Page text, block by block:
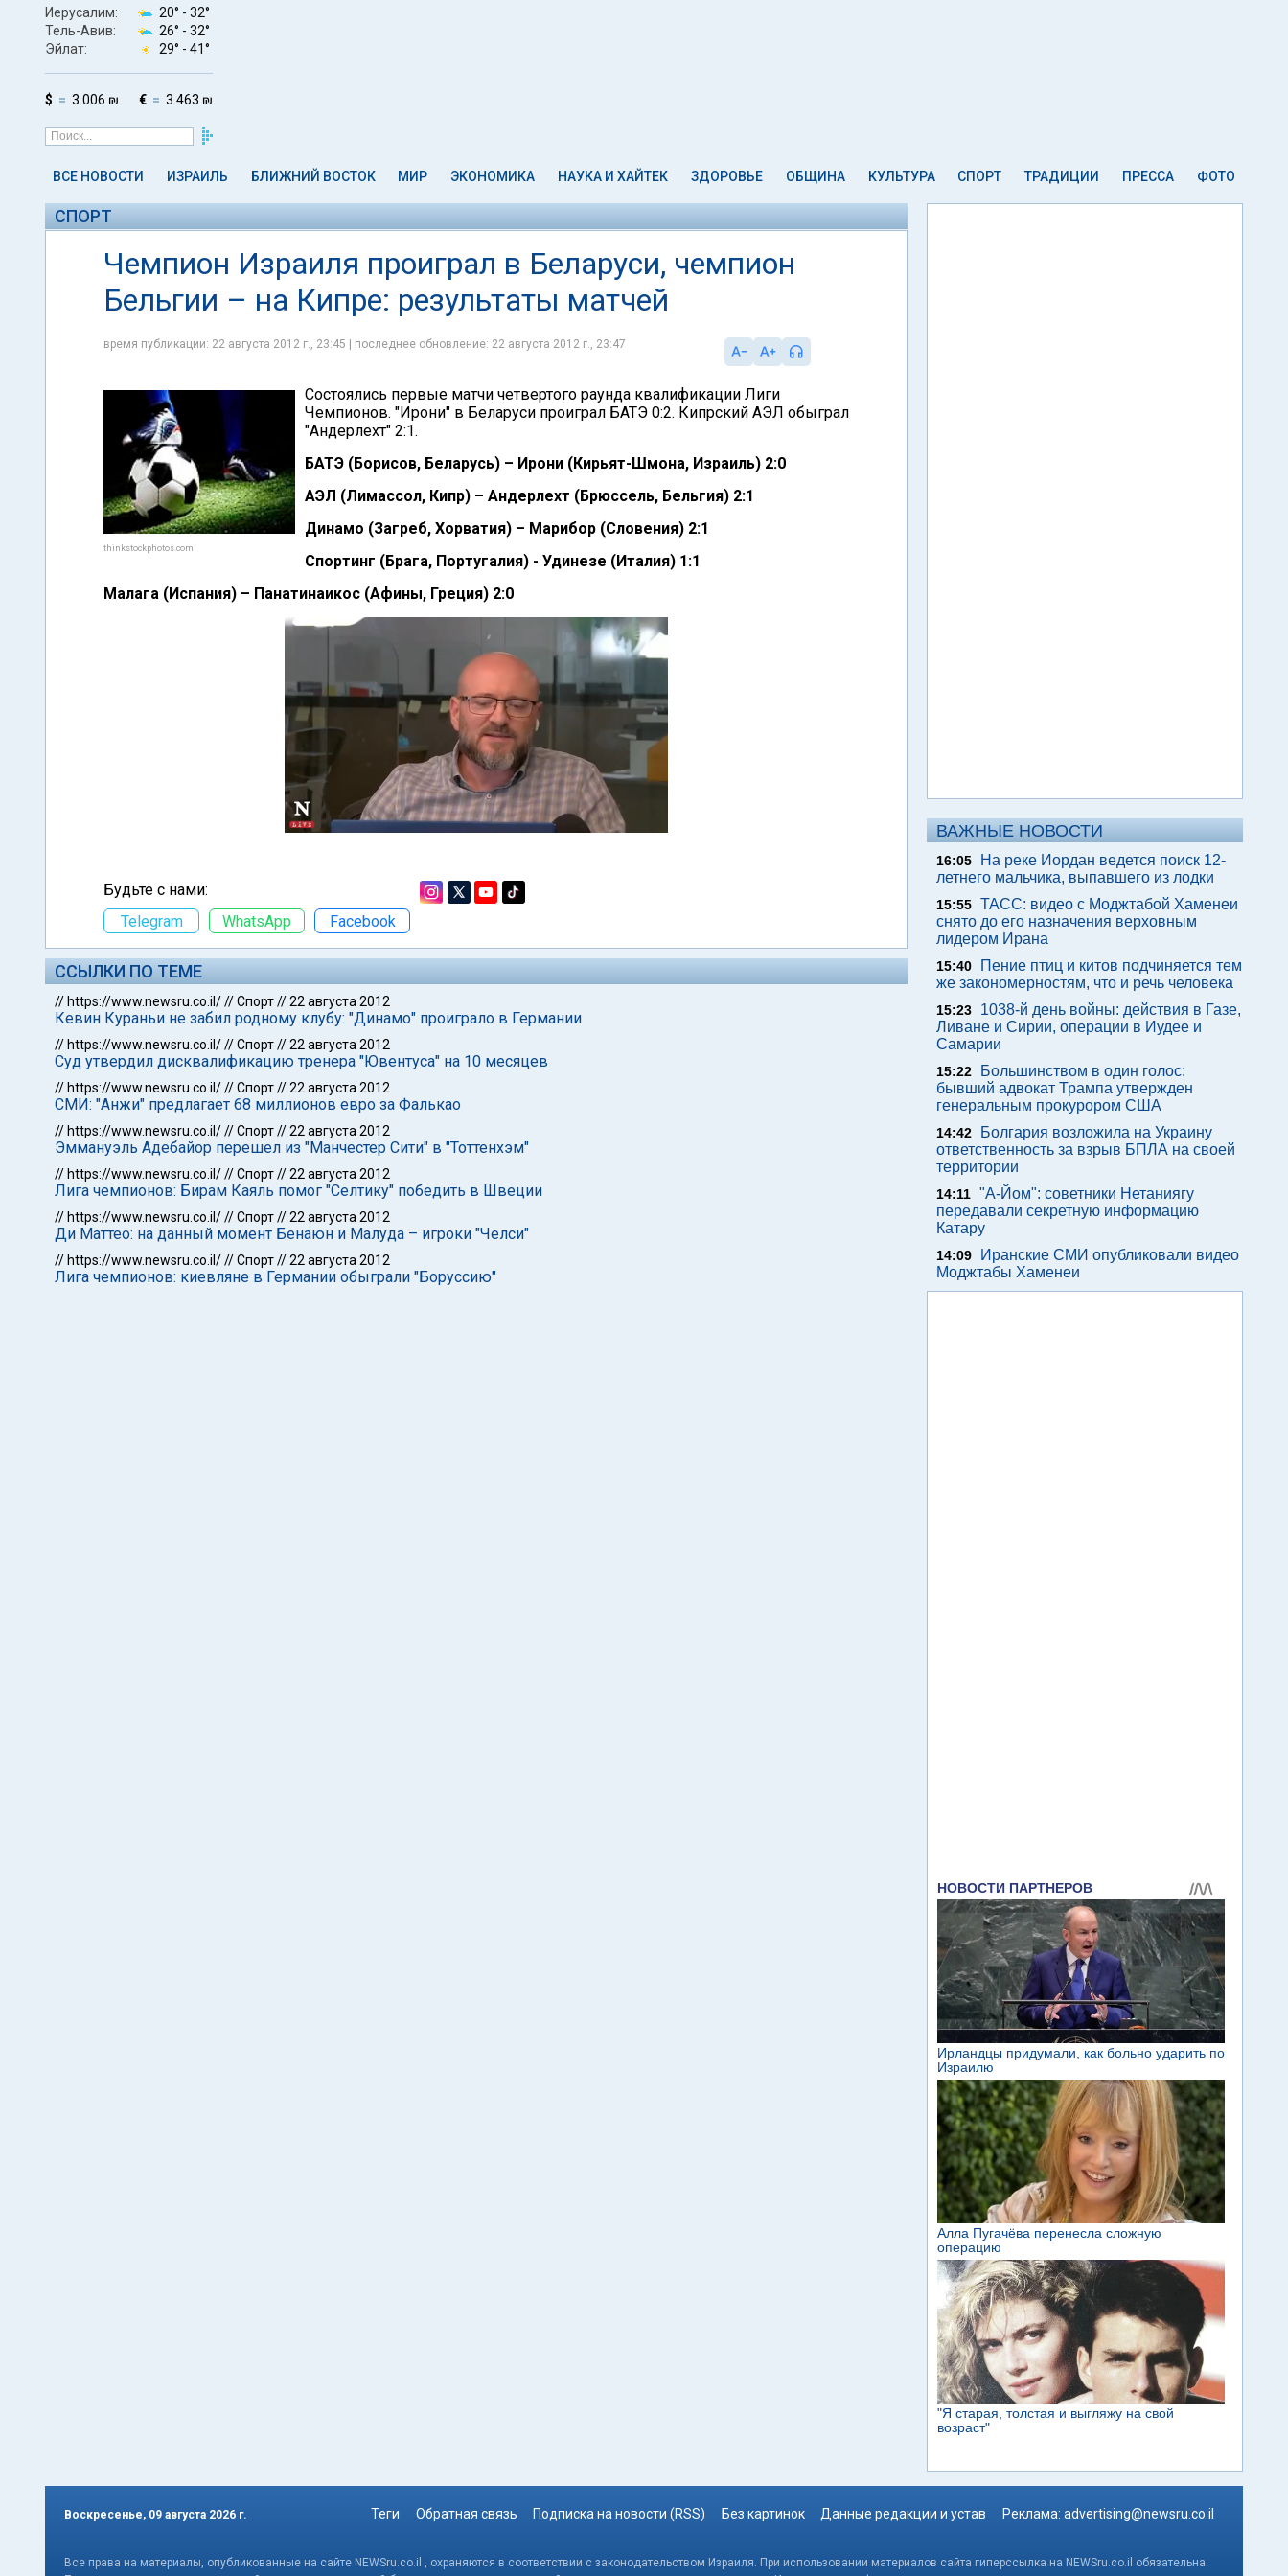
Иерусалим: 20° - 32°
Тель-Авив:
26° - 32°
Эйлат:
29° - 41°
$ 3.006 ₪ € 3.463 ₪
ВСЕ НОВОСТИ ИЗРАИЛЬ БЛИЖНИЙ ВОСТОК МИР ЭКОНОМИКА НАУКА И ХАЙТЕК ЗДОРОВЬЕ ОБЩИНА КУЛЬТУРА СПОРТ ТРАДИЦИИ ПРЕССА ФОТО
СПОРТ
Чемпион Израиля проиграл в Беларуси, чемпион
Бельгии – на Кипре: результаты матчей
время публикации: 22 августа 2012 г., 23:45 | последнее обновление: 22 августа 2012 г., 23:47
thinkstockphotos.com
Состоялись первые матчи четвертого раунда квалификации Лиги
Чемпионов. "Ирони" в Беларуси проиграл БАТЭ 0:2. Кипрский АЭЛ обыграл
"Андерлехт" 2:1.
БАТЭ (Борисов, Беларусь) – Ирони (Кирьят-Шмона, Израиль) 2:0
АЭЛ (Лимассол, Кипр) – Андерлехт (Брюссель, Бельгия) 2:1
Динамо (Загреб, Хорватия) – Марибор (Словения) 2:1
Спортинг (Брага, Португалия) - Удинезе (Италия) 1:1
Малага (Испания) – Панатинаикос (Афины, Греция) 2:0
Будьте с нами:
Telegram
WhatsApp Facebook
ССЫЛКИ ПО ТЕМЕ
// https://www.newsru.co.il///Спорт//22 августа 2012
Кевин Кураньи не забил родному клубу: "Динамо" проиграло в Германии
// https://www.newsru.co.il///Спорт//22 августа 2012
Суд утвердил дисквалификацию тренера "Ювентуса" на 10 месяцев
// https://www.newsru.co.il///Спорт//22 августа 2012
СМИ: "Анжи" предлагает 68 миллионов евро за Фалькао
// https://www.newsru.co.il///Спорт//22 августа 2012
Эммануэль Адебайор перешел из "Манчестер Сити" в "Тоттенхэм"
// https://www.newsru.co.il///Спорт//22 августа 2012
Лига чемпионов: Бирам Каяль помог "Селтику" победить в Швеции
// https://www.newsru.co.il///Спорт//22 августа 2012
Ди Маттео: на данный момент Бенаюн и Малуда – игроки "Челси"
// https://www.newsru.co.il///Спорт//22 августа 2012
Лига чемпионов: киевляне в Германии обыграли "Боруссию"
ВАЖНЫЕ НОВОСТИ
16:05
На реке Иордан ведется поиск 12-
летнего мальчика, выпавшего из лодки
15:55 ТАСС: видео с Моджтабой Хаменеи
снято до его назначения верховным
лидером Ирана
15:40
Пение птиц и китов подчиняется тем
же закономерностям, что и речь человека
15:23
1038-й день войны: действия в Газе,
Ливане и Сирии, операции в Иудее и
Самарии
15:22
Большинством в один голос:
бывший адвокат Трампа утвержден
генеральным прокурором США
14:42
Болгария возложила на Украину
ответственность за взрыв БПЛА на своей
территории
14:11 "А-Йом": советники Нетаниягу
передавали секретную информацию
Катару
14:09
Иранские СМИ опубликовали видео
Моджтабы Хаменеи
Воскресенье, 09 августа 2026 г. Теги Обратная связь Подписка на новости (RSS) Без картинок Данные редакции и устав Реклама: advertising@newsru.co.il
Все права на материалы, опубликованные на сайте NEWSru.co.il , охраняются в соответствии с законодательством Израиля. При использовании материалов сайта гиперссылка на NEWSru.co.il обязательна.